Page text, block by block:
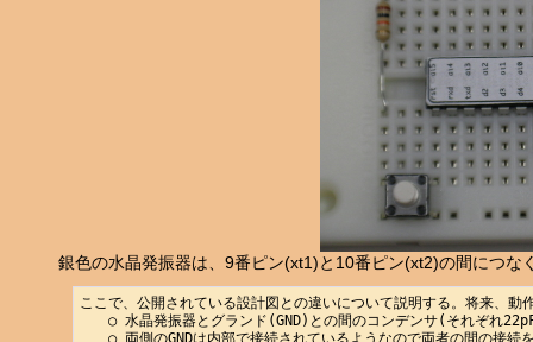
銀色の水晶発振器は、9番ピン(xt1)と10番ピン(xt2)の間につな
ここで、公開されている設計図との違いについて説明する。将来、動
○ 水晶発振器とグランド(GND)との間のコンデンサ(それぞれ